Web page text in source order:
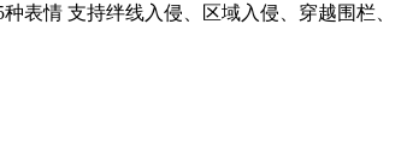
表情 支持绊线入侵、区域入侵、穿越围栏、